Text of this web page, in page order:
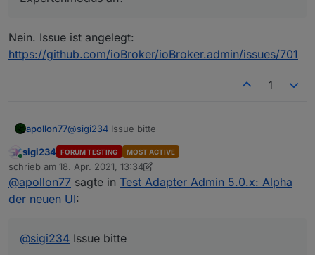
Nein. Issue ist angelegt:
https://github.com/ioBroker/ioBroker.admin/issues/701
1
apollon77@sigi234 Issue bitte
Online
sigi234 FORUM TESTING MOST ACTIVE
schrieb am 18. Apr. 2021, 13:34
zuletzt editiert von sigi234
@apollon77 sagte in Test Adapter Admin 5.0.x: Alpha
der neuen UI:
@sigi234 Issue bitte